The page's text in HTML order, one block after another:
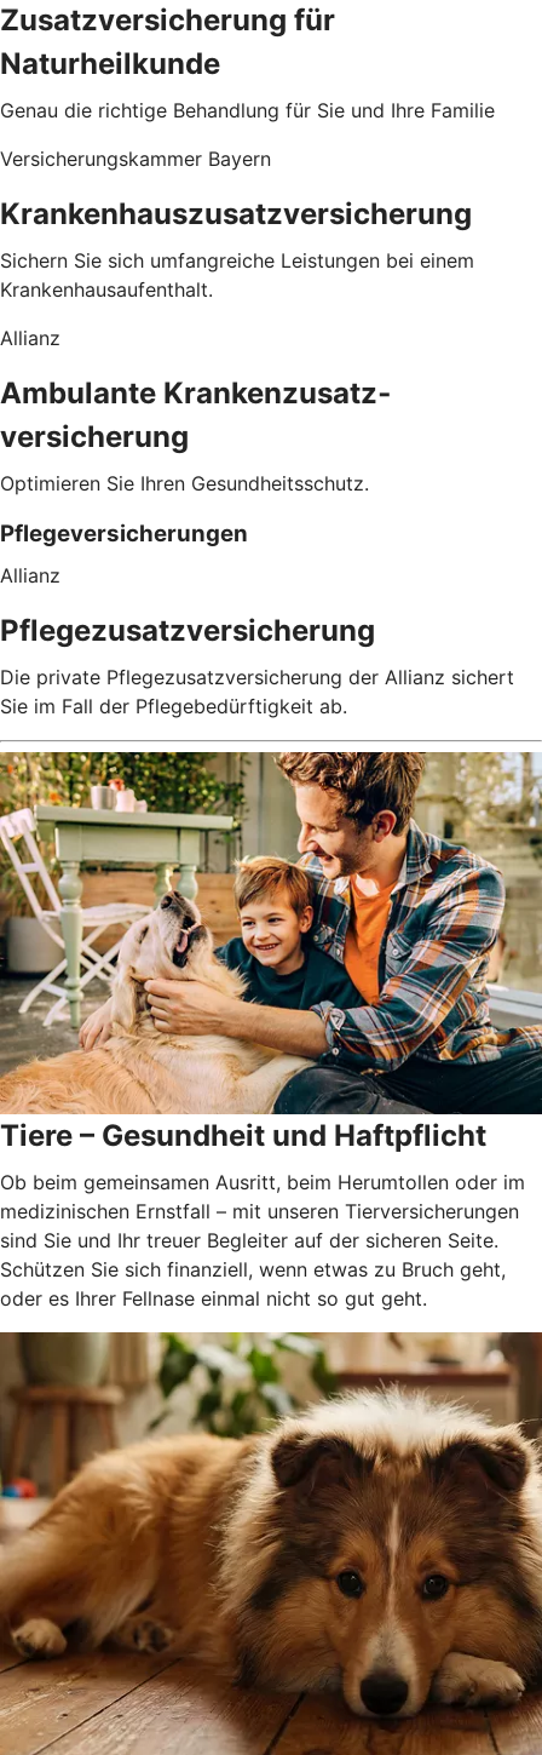
Zusatzversicherung für
Naturheilkunde
Genau die richtige Behandlung für Sie und Ihre Familie
Versicherungskammer Bayern
Krankenhauszusatzversicherung
Sichern Sie sich umfangreiche Leistungen bei einem
Krankenhausaufenthalt.
Allianz
Ambulante Kranken­zusatz­
versicherung
Optimieren Sie Ihren Gesundheitsschutz.
Pflegeversicherungen
Allianz
Pflegezusatzversicherung
Die private Pflegezusatzversicherung der Allianz sichert
Sie im Fall der Pflegebedürftigkeit ab.
Tiere – Gesundheit und Haftpflicht
Ob beim gemeinsamen Ausritt, beim Herumtollen oder im
medizinischen Ernstfall – mit unseren Tierversicherungen
sind Sie und Ihr treuer Begleiter auf der sicheren Seite.
Schützen Sie sich finanziell, wenn etwas zu Bruch geht,
oder es Ihrer Fellnase einmal nicht so gut geht.